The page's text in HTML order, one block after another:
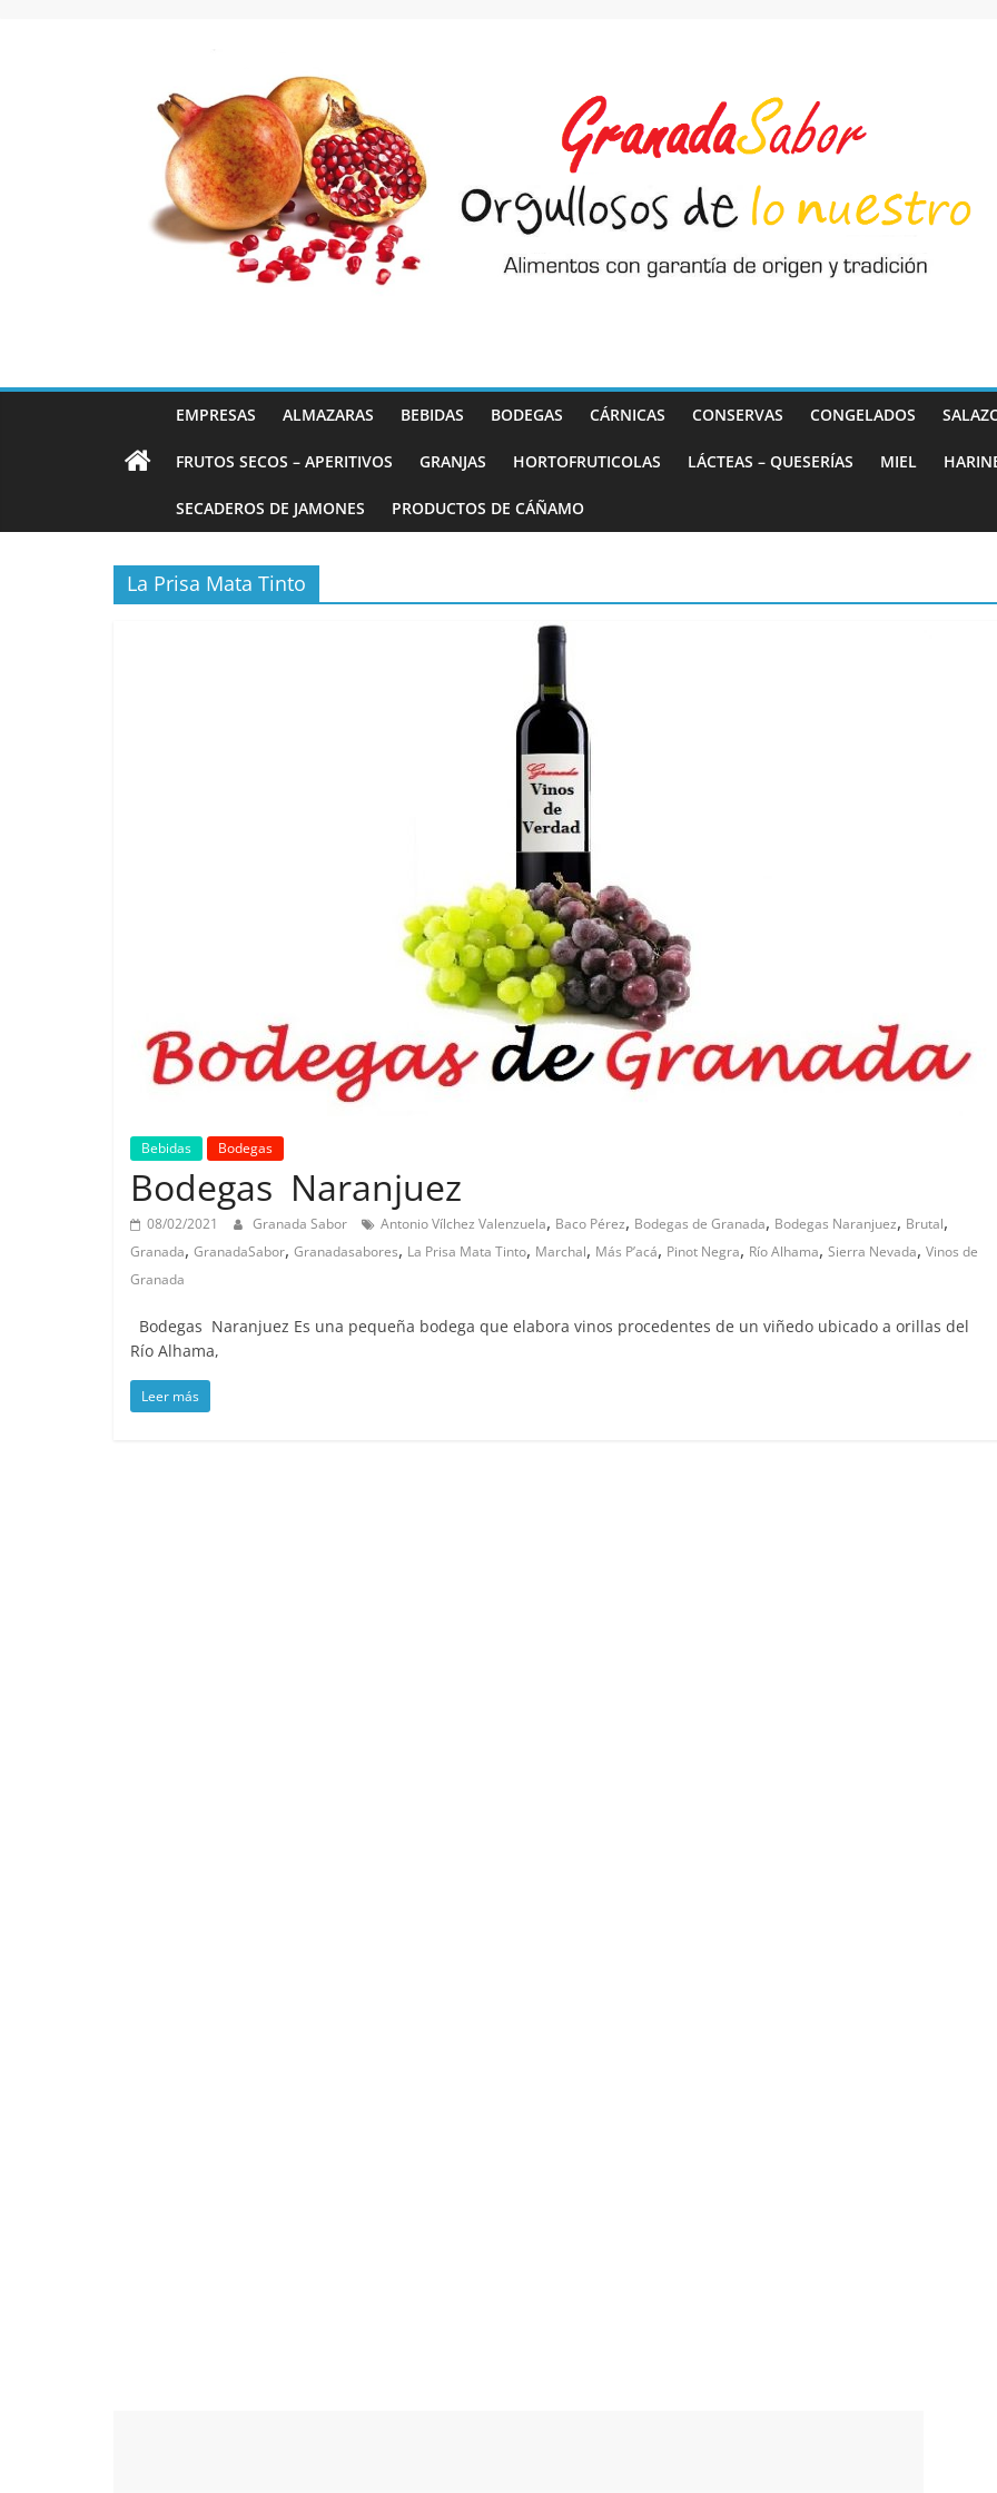
EMPRESAS ALMAZARAS BEBIDAS BODEGAS CÁRNICAS CONSERVAS CONGELADOS
FRUTOS SECOS – APERITIVOS GRANJAS HORTOFRUTICOLAS LÁCTEAS – QUESERÍAS MIEL
SECADEROS DE JAMONES PRODUCTOS DE CÁÑAMO
La Prisa Mata Tinto
Bebidas Bodegas
Bodegas Naranjuez
08/02/2021 Granada Sabor Antonio Vílchez Valenzuela, Baco Pérez, Bodegas de Granada, Bodegas Naranjuez, Brutal,
Granada, GranadaSabor, Granadasabores, La Prisa Mata Tinto, Marchal, Más P’acá, Pinot Negra, Río Alhama, Sierra Nevada, Vinos de
Granada
Bodegas Naranjuez Es una pequeña bodega que elabora vinos procedentes de un viñedo ubicado a orillas del
Río Alhama,
Leer más
Panadería Artesana Diego
Fernández e hijos
Granada Sabor